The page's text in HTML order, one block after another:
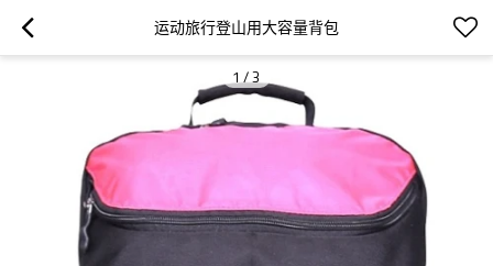
运动旅行登山用大容量背包
1/3